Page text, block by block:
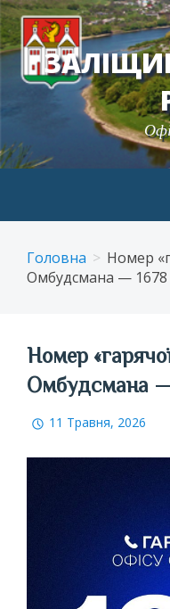
Головна
Номер
Омбудсмана — 1678
Номер
Омбудсмана
11 Травня, 2026